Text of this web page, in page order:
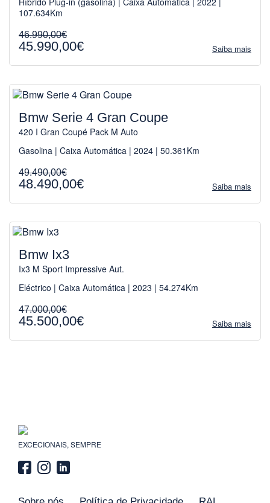
107.634Km
46.990,00€
45.990,00€ Saiba mais
Bmw Serie 4 Gran Coupe
420 I Gran Coupé Pack M Auto
Gasolina | Caixa Automática | 2024 | 50.361Km
49.490,00€
48.490,00€ Saiba mais
Bmw Ix3
Ix3 M Sport Impressive Aut.
Eléctrico | Caixa Automática | 2023 | 54.274Km
47.000,00€
45.500,00€ Saiba mais
EXCECIONAIS, SEMPRE